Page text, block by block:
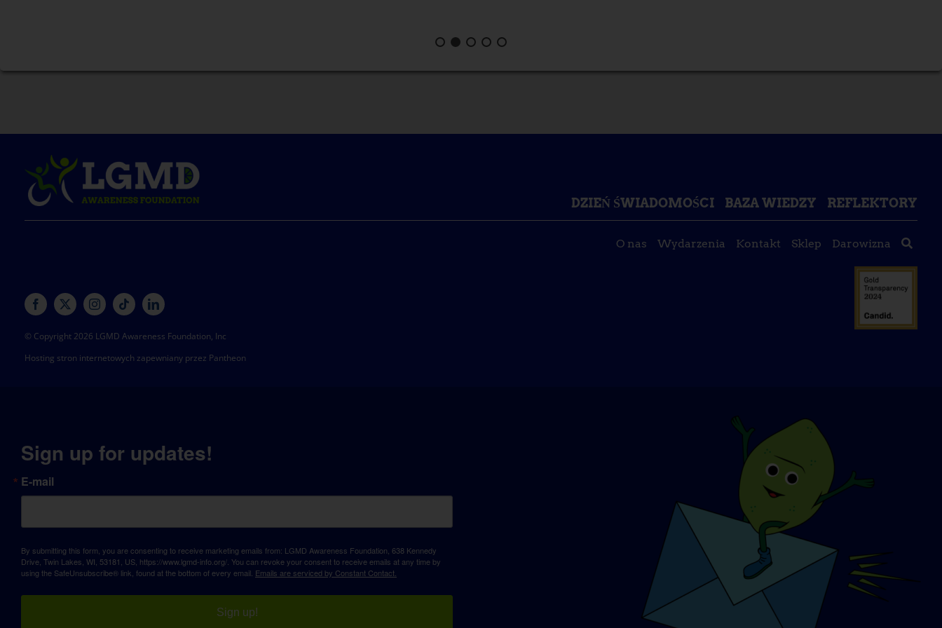
DZIEŃ ŚWIADOMOŚCI BAZA WIEDZY REFLEKTORY
O nas Wydarzenia Kontakt Sklep Darowizna
© Copyright 2026 LGMD Awareness Foundation, Inc
Hosting stron internetowych zapewniany przez Pantheon
Sign up for updates!
E-mail
By submitting this form, you are consenting to receive marketing emails from: LGMD Awareness Foundation, 638 Kennedy
Drive, Twin Lakes, WI, 53181, US, https://www.lgmd-info.org/. You can revoke your consent to receive emails at any time by
using the SafeUnsubscribe® link, found at the bottom of every email. Emails are serviced by Constant Contact.
Sign up!